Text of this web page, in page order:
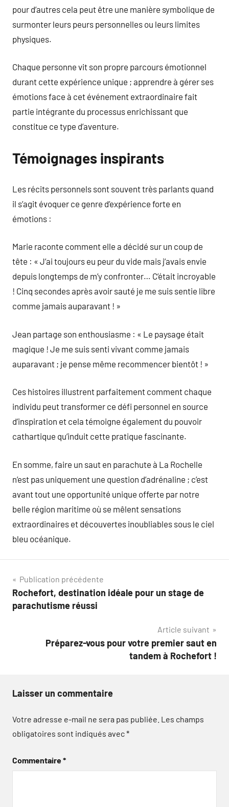
pour d’autres cela peut être une manière symbolique de
surmonter leurs peurs personnelles ou leurs limites
physiques.
Chaque personne vit son propre parcours émotionnel
durant cette expérience unique ; apprendre à gérer ses
émotions face à cet événement extraordinaire fait
partie intégrante du processus enrichissant que
constitue ce type d’aventure.
Témoignages inspirants
Les récits personnels sont souvent très parlants quand
il s’agit évoquer ce genre d’expérience forte en
émotions :
Marie raconte comment elle a décidé sur un coup de
tête : « J’ai toujours eu peur du vide mais j’avais envie
depuis longtemps de m’y confronter… C’était incroyable
! Cinq secondes après avoir sauté je me suis sentie libre
comme jamais auparavant ! »
Jean partage son enthousiasme : « Le paysage était
magique ! Je me suis senti vivant comme jamais
auparavant ; je pense même recommencer bientôt ! »
Ces histoires illustrent parfaitement comment chaque
individu peut transformer ce défi personnel en source
d’inspiration et cela témoigne également du pouvoir
cathartique qu’induit cette pratique fascinante.
En somme, faire un saut en parachute à La Rochelle
n’est pas uniquement une question d’adrénaline ; c’est
avant tout une opportunité unique offerte par notre
belle région maritime où se mêlent sensations
extraordinaires et découvertes inoubliables sous le ciel
bleu océanique.
Navigation
de
Publication précédente
Rochefort, destination idéale pour un stage de
parachutisme réussi
Article suivant
Préparez-vous pour votre premier saut en
tandem à Rochefort !
Laisser un commentaire
Votre adresse e-mail ne sera pas publiée. Les champs
obligatoires sont indiqués avec*
Commentaire*